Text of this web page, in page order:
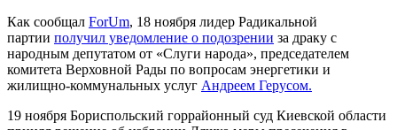
Как сообщал ForUm, 18 ноября лидер Радикальной
партии получил уведомление о подозрении за драку с
народным депутатом от «Слуги народа», председателем
комитета Верховной Рады по вопросам энергетики и
жилищно-коммунальных услуг Андреем Герусом.
19 ноября Бориспольский горрайонный суд Киевской области